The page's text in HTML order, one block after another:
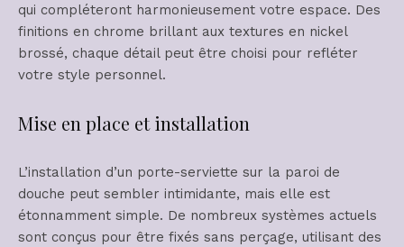
qui compléteront harmonieusement votre espace. Des
finitions en chrome brillant aux textures en nickel
brossé, chaque détail peut être choisi pour refléter
votre style personnel.
Mise en place et installation
L’installation d’un porte-serviette sur la paroi de
douche peut sembler intimidante, mais elle est
étonnamment simple. De nombreux systèmes actuels
sont conçus pour être fixés sans perçage, utilisant des